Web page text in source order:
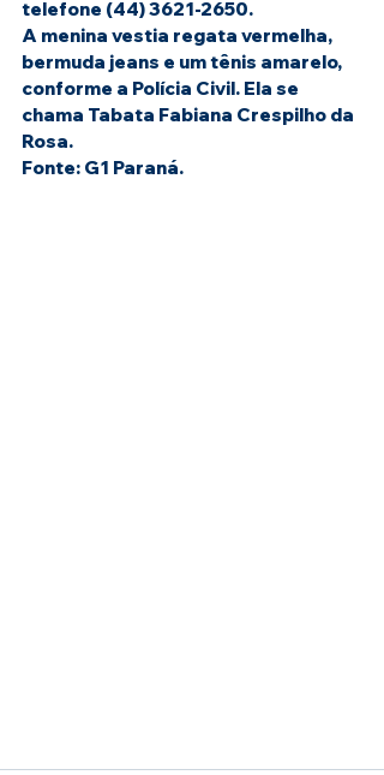
telefone (44) 3621-2650.
A menina vestia regata vermelha,
bermuda jeans e um tênis amarelo,
conforme a Polícia Civil. Ela se
chama Tabata Fabiana Crespilho da
Rosa.
Fonte: G1 Paraná.